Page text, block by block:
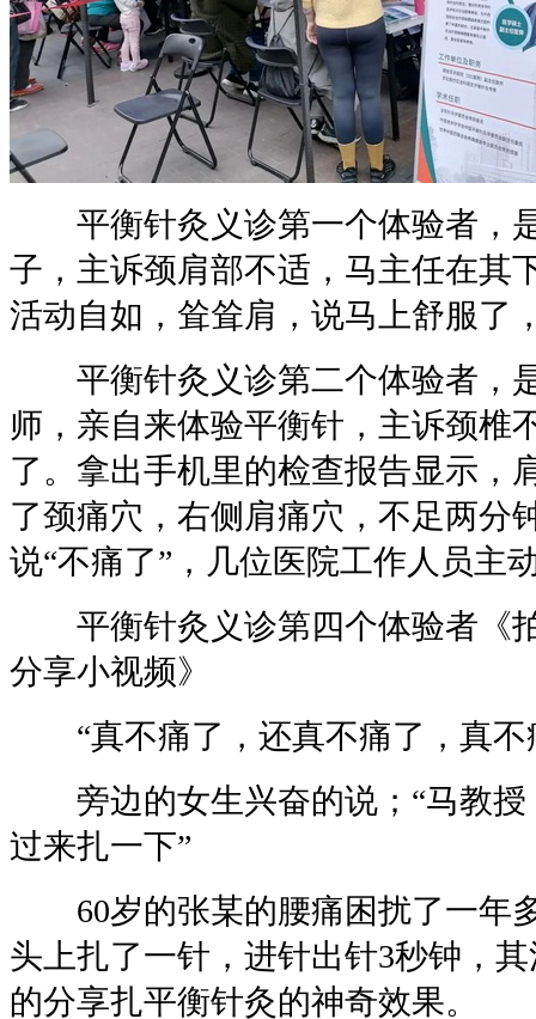
平衡针灸义诊第一个体验者，
子，主诉颈肩部不适，马主任在其
活动自如，耸耸肩，说马上舒服了
平衡针灸义诊第二个体验者，
师，亲自来体验平衡针，主诉颈椎
了。拿出手机里的检查报告显示，
了颈痛穴，右侧肩痛穴，不足两分
说“不痛了”，几位医院工作人员主
平衡针灸义诊第四个体验者《
分享小视频》
“真不痛了，还真不痛了，真不
旁边的女生兴奋的说；“马教授
过来扎一下”
60岁的张某的腰痛困扰了一年
头上扎了一针，进针出针3秒钟，
的分享扎平衡针灸的神奇效果。